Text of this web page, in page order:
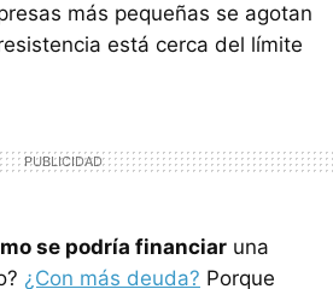
más pequeñas se agotan
está cerca del límite
se podría financiar una
¿Con más deuda? Porque